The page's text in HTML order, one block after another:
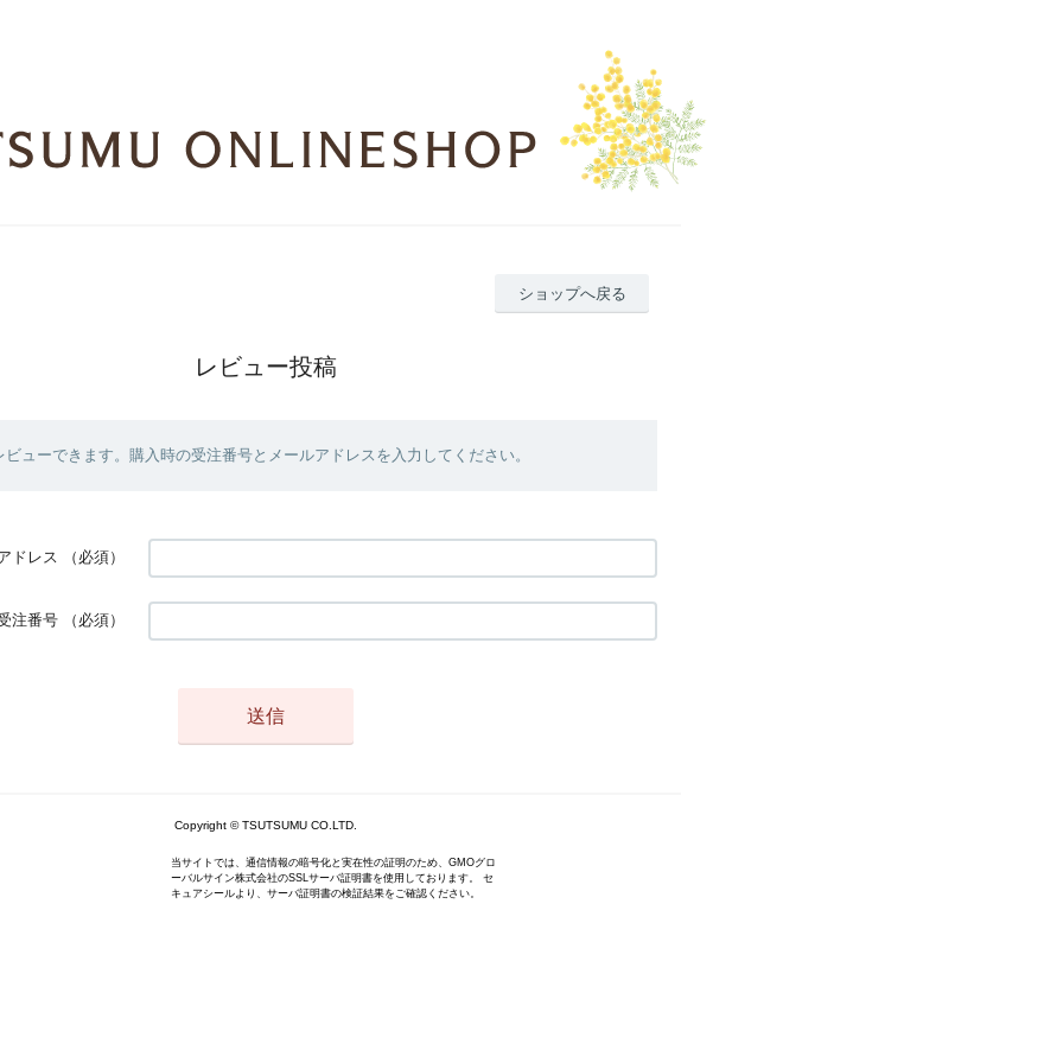
ショップへ戻る
レビュー投稿
ューできます。購入時の受注番号とメールアドレスを入力してください。
ドレス （必須）
注番号 （必須）
Copyright © TSUTSUMU CO.LTD.
当サイトでは、通信情報の暗号化と実在性の証明のため、GMOグロ
ーバルサイン株式会社のSSLサーバ証明書を使用しております。 セ
キュアシールより、サーバ証明書の検証結果をご確認ください。